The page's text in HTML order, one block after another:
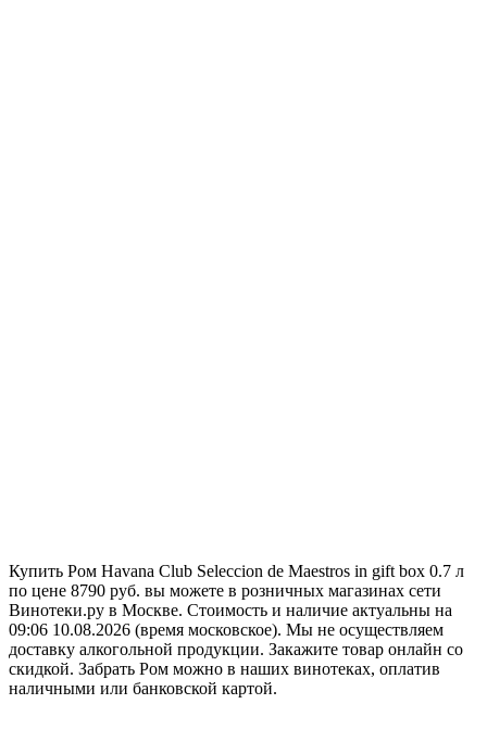
Купить Ром Havana Club Seleccion de Maestros in gift box 0.7 л
по цене 8790 руб. вы можете в розничных магазинах сети
Винотеки.ру в Москве. Стоимость и наличие актуальны на
09:06 10.08.2026 (время московское). Мы не осуществляем
доставку алкогольной продукции. Закажите товар онлайн со
скидкой. Забрать Ром можно в наших винотеках, оплатив
наличными или банковской картой.